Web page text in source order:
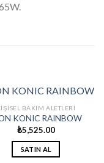
BAKIM ALETLERI
KONIC RAINBOW
₺5,525.00
SATIN AL